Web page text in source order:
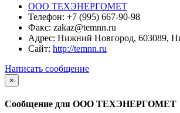
ООО ТЕХЭНЕРГОМЕТ
Телефон: +7 (995) 667-90-98
Факс: zakaz@temnn.ru
Адрес: Нижний Новгород, 603089,
Сайт: http://temnn.ru
Написать сообщение
×
Сообщение для ООО ТЕХЭНЕРГОМЕТ